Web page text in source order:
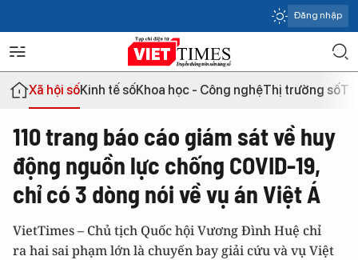
Đăng nhập
Xã hội sốKinh tế sốKhoa học - Công nghệThị trường số
110 trang báo cáo giám sát về huy
động nguồn lực chống COVID-19,
chỉ có 3 dòng nói về vụ án Việt Á
VietTimes – Chủ tịch Quốc hội Vương Đình Huệ chỉ
ra hai sai phạm lớn là chuyến bay giải cứu và vụ Việt